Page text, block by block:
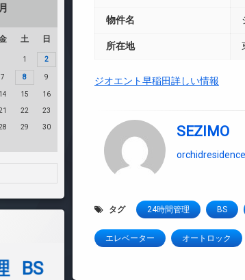
物件名
所在地
ジオエント早稲田詳しい情報
SEZIMO
タグ 24時間管理 BS
エレベーター オートロック
土 日
1 2
7 8 9
14 15 16
22 23
29 30
BS